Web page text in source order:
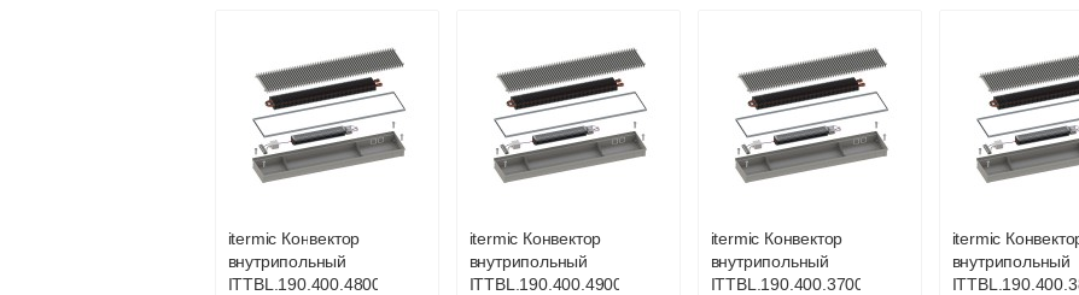
Подъем на этаж.
до подъезда
Доставка в регионы России.
Интернет-деньгами (Yandex-деньги, Web-money, Qiwi-кошельки и другие).
Безналичный расчёт (возможно и с НДС)подробнее...
itermic Конвектор
внутрипольный
ITTBL.190.400.4800
itermic Конвектор
внутрипольный
ITTBL.190.400.4900
itermic Конвектор
внутрипольный
ITTBL.190.400.3700
itermic
внутрипольный